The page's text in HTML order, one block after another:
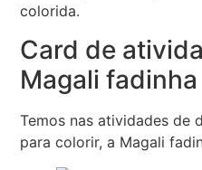
colorida.
Card de
Magali fadinha
Temos nas atividades de
para colorir, a Magali